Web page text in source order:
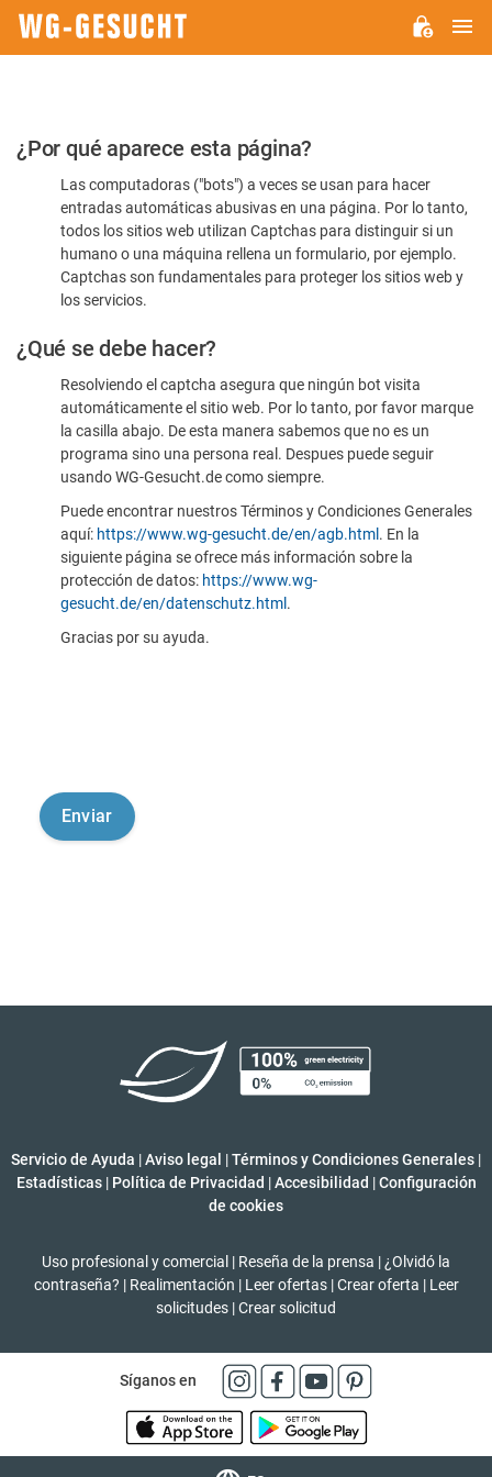
Por
favor,
confirme
humano
¿Por qué aparece esta página?
Las computadoras ("bots") a veces se usan para hacer
entradas automáticas abusivas en una página. Por lo tanto,
todos los sitios web utilizan Captchas para distinguir si un
humano o una máquina rellena un formulario, por ejemplo.
Captchas son fundamentales para proteger los sitios web y
los servicios.
¿Qué se debe hacer?
Resolviendo el captcha asegura que ningún bot visita
automáticamente el sitio web. Por lo tanto, por favor marque
la casilla abajo. De esta manera sabemos que no es un
programa sino una persona real. Despues puede seguir
usando WG-Gesucht.de como siempre.
Puede encontrar nuestros Términos y Condiciones Generales
aquí: https://www.wg-gesucht.de/en/agb.html . En la
siguiente página se ofrece más información sobre la
protección de datos: https://www.wg-
gesucht.de/en/datenschutz.html .
Gracias por su ayuda.
Servicio de Ayuda |Aviso legal |Términos y Condiciones Generales |
Estadísticas | Política de Privacidad | Accesibilidad | Configuración
de cookies
Uso profesional y comercial | Reseña de la prensa | ¿Olvidó la
contraseña? | Realimentación | Leer ofertas | Crear oferta | Leer
solicitudes |Crear solicitud
Síganos en